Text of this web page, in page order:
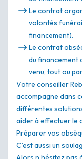
Le contrat
volontés
financement).
Le contrat
du financement
venu, tout ou
Votre conseiller
accompagne dans
différentes
aider à effectuer le
Préparer vos
C’est aussi un